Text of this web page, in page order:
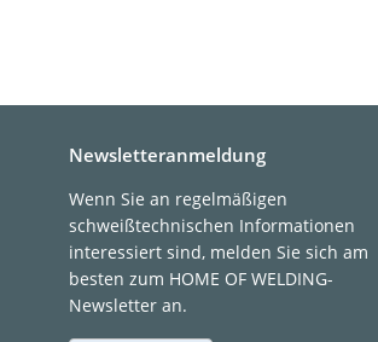
Newsletteranmeldung
Wenn Sie an regelmäßigen
schweißtechnischen Informationen
interessiert sind, melden Sie sich am
besten zum HOME OF WELDING-
Newsletter an.